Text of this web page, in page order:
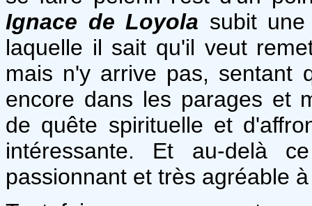
Ignace de Loyola subit
laquelle il sait qu'il veut
mais n'y arrive pas, sentant
encore dans les parages et
de quête spirituelle et
intéressante. Et au-delà
passionnant et très agréable